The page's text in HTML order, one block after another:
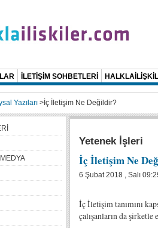
İLETİŞİM SOHBETLERİ
Yazıları > İç İletişim Ne Değildir?
Yetenek İşleri
İç İletişim Ne
6 Şubat 2018 , Salı
İç İletişim tanımını
çalışanların da